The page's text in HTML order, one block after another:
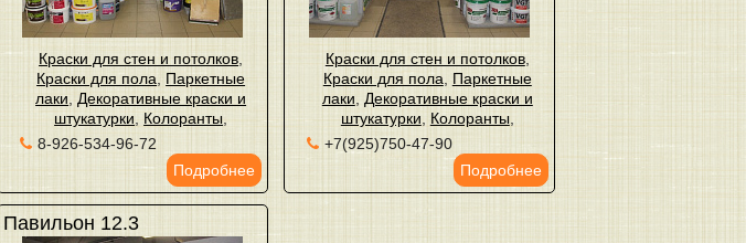
Краски для стен и потолков
Краски для пола
Паркетные
лаки
Декоративные краски и
штукатурки
Колоранты
8-926-534-96-72
Подробнее
Краски для стен и потолков,
Краски для пола
Паркетные
лаки
Декоративные краски и
штукатурки
Колоранты,
+7(925)750-47-90
Подробнее
Павильон 12.3